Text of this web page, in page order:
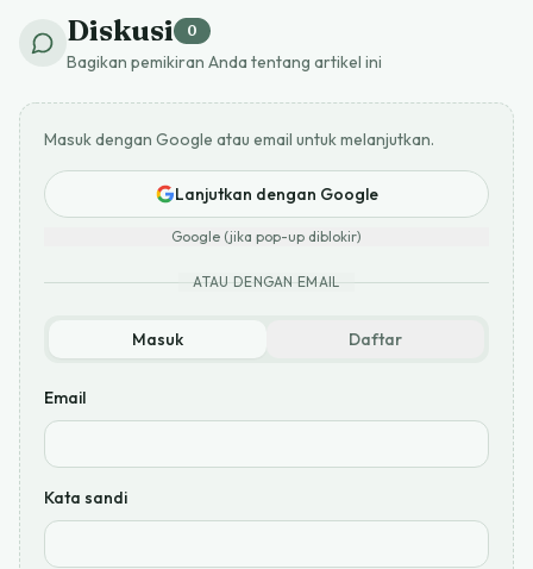
Diskusi 0
Bagikan pemikiran Anda tentang artikel ini
Masuk dengan Google atau email untuk melanjutkan.
Lanjutkan dengan Google
Google (jika pop-up diblokir)
ATAU DENGAN EMAIL
Masuk Daftar
Email
Kata sandi